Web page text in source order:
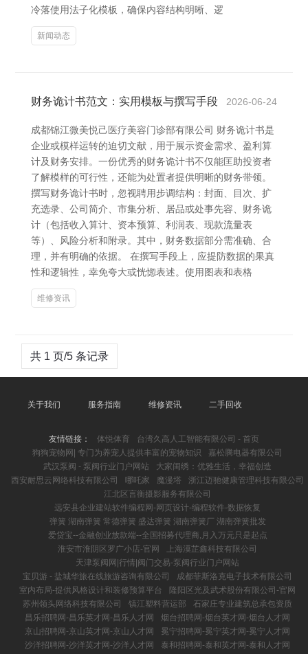
冷落使用法子化模板，确保内容结构明晰、逻
新闻动态
财务诡计书范文：实用模板与撰写手段 2026-06-24
成都锦江微美悦己医疗美容门诊部有限公司 财务诡计书是
企业或模样运转的迫切文献，用于展示资金需求、盈利算
计及财务安排。一份优秀的财务诡计书不仅能匡助投资者
了解模样的可行性，还能为处置者提供明晰的财务带领。
撰写财务诡计书时，忽视聘用步调结构：封面、目次、扩
充选录、公司简介、市集分析、居品或处事先容、财务诡
计（包括收入算计、资本预算、利润表、现款流量表
等）、风险分析和附录。其中，财务数据部分需准确、合
理，并有明确的依据。 在撰写手段上，应提防数据的果真
性和逻辑性，幸免夸大或恍惚表述。使用图表和表格
维修资讯
共 1 页/5 条记录
关于我们 服务指南 维修资讯 二手回收
友情链接： 体悦体育
台湾久高人工智能有限公司 - 首页
狗狗宠物网| 专门为养宠人提供丰富的宠物知识
嘉松腾电器有限公司
武汉泵阀 - 泵阀行业门户网站
大家闺绣：优雅生活，幸福创造
西安耐思云网络科技有限公司
哪吒家 魔漫塔
浙江迈驰健康管理科技有限公司
江北区言衡摄影服务有限公司
远安县企业建站软件编程网-网页设计-编程软件-数据恢复
弹簧 湖南弹簧 常德弹簧 盛达弹簧 湖南弹簧厂 湖南弹簧批发
爱贷宝--金融创业放款端--全国招募代理商,月入万元只是起点
淮安市淮阴区罗广小店-官网
上海漠芷鑫科技有限公司
天津泵阀网|行情|阀门交易-泵阀行业门户网站
宝贝游 - 盐城华旅在线旅游咨询有限公司
成都菲斯洛克电子技术有限公司
室内布局-提供风格设计和装修预算平台
隆阳区光及武术股份有限公司-官网
苏州领头网络科技有限公司
镇江塑料营运部
石家庄专业建筑总承包资质
昌乐招聘网-昌乐英才网-昌乐人才网
烟台招聘网-烟台英才网-烟台人才网
京山招聘网-京山英才网-京山人才网
冕宁招聘网-冕宁英才网-冕宁人才网
沙洋招聘网-沙洋英才网-沙洋人才网
泰和招聘网-泰和英才网-泰和人才网